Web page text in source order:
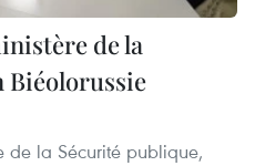
de la
Biéolorussie
de la Sécurité publique,